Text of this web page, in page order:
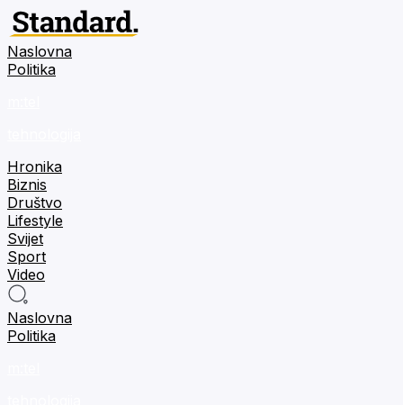
Naslovna
Politika
Hronika
Biznis
Društvo
Lifestyle
Svijet
Sport
Video
Naslovna
Politika